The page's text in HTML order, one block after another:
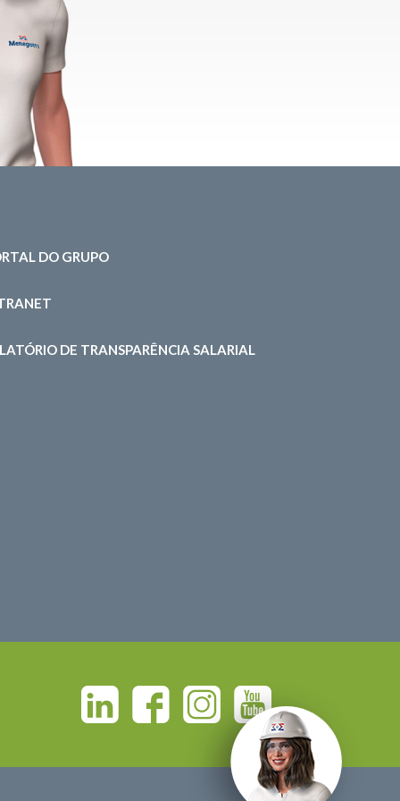
DO GRUPO
DE TRANSPARÊNCIA SALARIAL
Linkedin Facebook Instagram